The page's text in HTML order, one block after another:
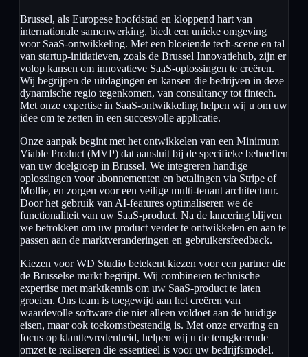
Brussel, als Europese hoofdstad en kloppend hart van
internationale samenwerking, biedt een unieke omgeving
voor SaaS-ontwikkeling. Met een bloeiende tech-scene en tal
van startup-initiatieven, zoals de Brussel Innovatiehub, zijn er
volop kansen om innovatieve SaaS-oplossingen te creëren.
Wij begrijpen de uitdagingen en kansen die bedrijven in deze
dynamische regio tegenkomen, van consultancy tot fintech.
Met onze expertise in SaaS-ontwikkeling helpen wij u om uw
idee om te zetten in een succesvolle applicatie.
Onze aanpak begint met het ontwikkelen van een Minimum
Viable Product (MVP) dat aansluit bij de specifieke behoeften
van uw doelgroep in Brussel. We integreren handige
oplossingen voor abonnementen en betalingen via Stripe of
Mollie, en zorgen voor een veilige multi-tenant architectuur.
Door het gebruik van AI-features optimaliseren we de
functionaliteit van uw SaaS-product. Na de lancering blijven
we betrokken om uw product verder te ontwikkelen en aan te
passen aan de marktveranderingen en gebruikersfeedback.
Kiezen voor WD Studio betekent kiezen voor een partner die
de Brusselse markt begrijpt. Wij combineren technische
expertise met marktkennis om uw SaaS-product te laten
groeien. Ons team is toegewijd aan het creëren van
waardevolle software die niet alleen voldoet aan de huidige
eisen, maar ook toekomstbestendig is. Met onze ervaring en
focus op klanttevredenheid, helpen wij u de terugkerende
omzet te realiseren die essentieel is voor uw bedrijfsmodel.